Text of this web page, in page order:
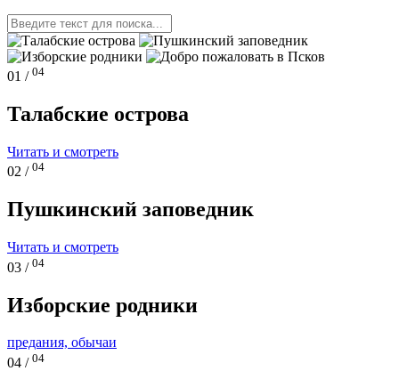
01 / 04
Талабские острова
Читать и смотреть
02 / 04
Пушкинский заповедник
Читать и смотреть
03 / 04
Изборские родники
предания, обычаи
04 / 04